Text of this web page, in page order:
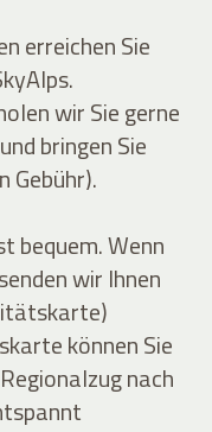
erreichen Sie
wir Sie gerne
bringen Sie
Gebühr).
bequem. Wenn
wir Ihnen
können Sie
nach